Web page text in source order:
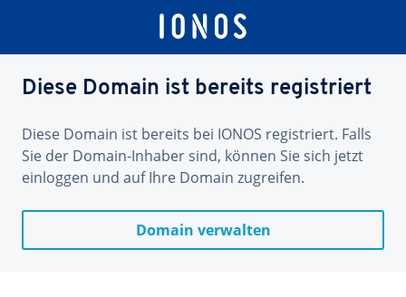
Diese Domain ist bereits registriert
Diese Domain ist bereits bei IONOS registriert. Falls
Sie der Domain-Inhaber sind, können Sie sich jetzt
einloggen und auf Ihre Domain zugreifen.
Domain verwalten